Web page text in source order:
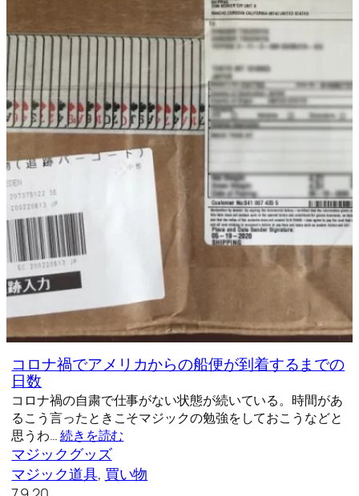
コロナ禍でアメリカからの船便が到着するまでの
日数
コロナ禍の自粛で仕事がない状態が続いている。時間があ
るこう言ったときこそマジックの勉強をしておこうなどと
思うわ…続きを読む
マジックグッズ
マジック道具, 買い物